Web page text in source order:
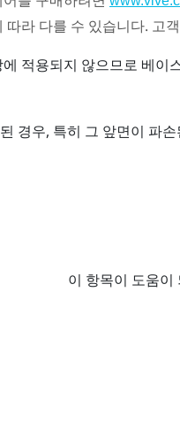
라 다를 수 있습니다. 고
적용되지 않으므로 베이
경우, 특히 그 앞면이 파
이 항목이 도움이